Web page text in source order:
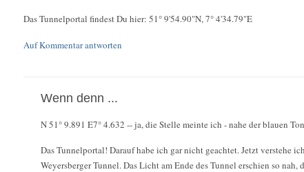
Das Tunnelportal findest Du hier: 51° 9'54.90"N, 7° 4'34.79"E
Auf Kommentar antworten
Wenn denn ...
N 51° 9.891 E7° 4.632 -- ja, die Stelle meinte ich - nahe der blauen
Das Tunnelportal! Darauf habe ich gar nicht geachtet. Jetzt verstehe
Weyersberger Tunnel. Das Licht am Ende des Tunnel erschien so nah,